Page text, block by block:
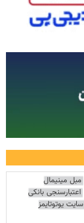
مبل مینیمال
اعتبارسنجی بانکی
سایت یوتوتایمز